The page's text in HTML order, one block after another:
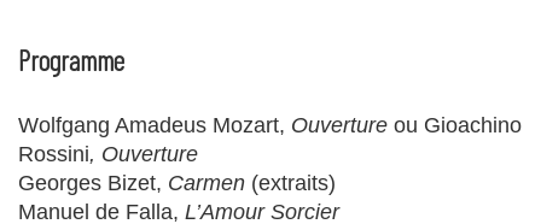
Programme
Wolfgang Amadeus Mozart, Ouverture ou Gioachino
Rossini, Ouverture
Georges Bizet, Carmen (extraits)
Manuel de Falla, L’Amour Sorcier